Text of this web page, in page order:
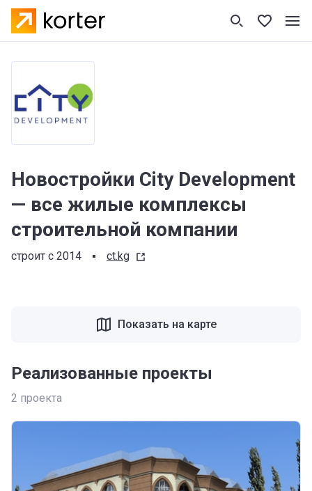
Новостройки City Development
— все жилые комплексы
строительной компании
строит с 2014 ct.kg
Реализованные проекты
2 проекта
Показать на карте